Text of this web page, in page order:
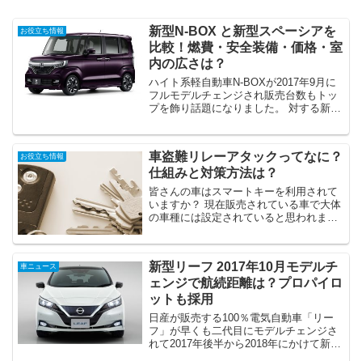
お役立ち情報
新型N-BOX と新型スペーシアを
比較！燃費・安全装備・価格・室
内の広さは？
ハイト系軽自動車N-BOXが2017年9月に
フルモデルチェンジされ販売台数もトッ
プを飾り話題になりました。 対する新型
ルチェンジされ、妥当N-BOXとするため
スズキのアイデアが詰まった一台です。
...
お役立ち情報
車盗難リレーアタックってなに？
仕組みと対策方法は？
皆さんの車はスマートキーを利用されて
いますか？ 現在販売されている車で大体
の車種には設定されていると思われま
ンジンスタートができるので便利ですよ
す。 ポケットに入...
車ニュース
新型リーフ 2017年10月モデルチ
ェンジで航続距離は？プロパイロ
ットも採用
日産が販売する100％電気自動車「リー
フ」が早くも二代目にモデルチェンジさ
れて2017年後半から2018年にかけて新発